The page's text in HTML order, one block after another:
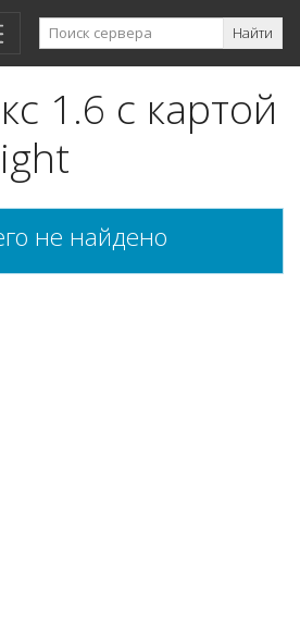
Найти
1.6 с картой
не найдено